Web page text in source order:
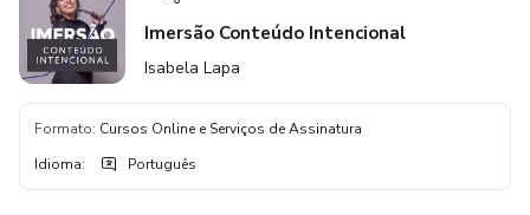
Imersão Conteúdo Intencional
Isabela Lapa
Formato: Cursos Online e Serviços de Assinatura
Idioma: Português